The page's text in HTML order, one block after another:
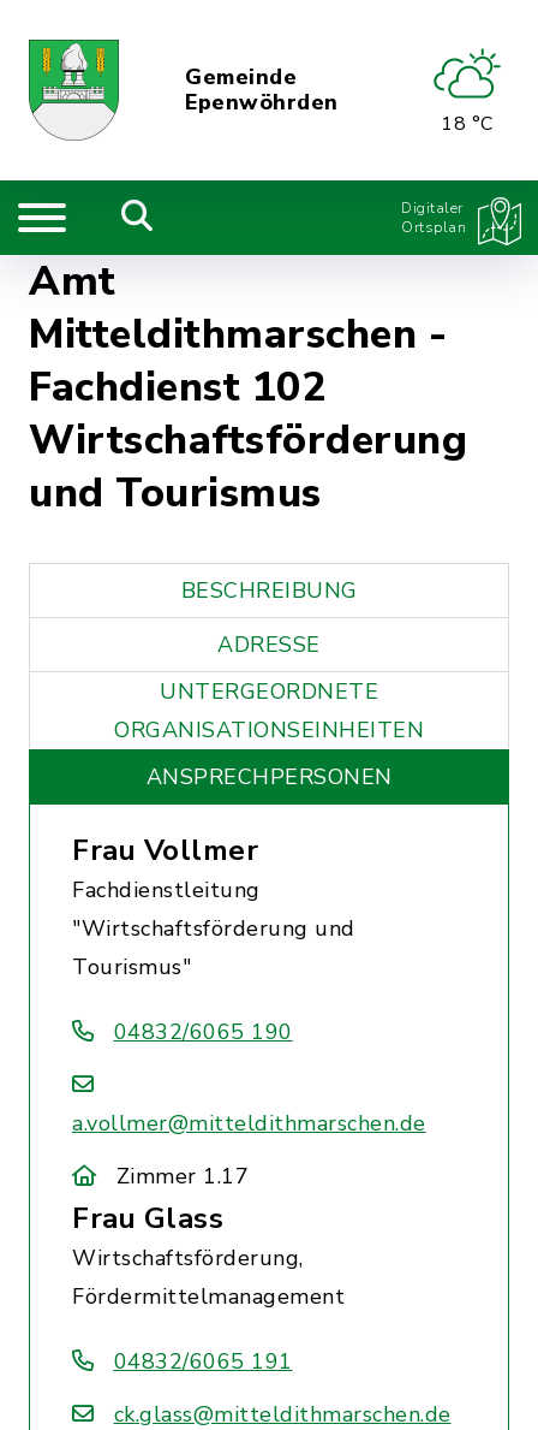
Gemeinde
Epenwöhrden
18 °C
Digitaler
Ortsplan
Amt
Mitteldithmarschen -
Fachdienst 102
Wirtschaftsförderung
und Tourismus
BESCHREIBUNG
ADRESSE
UNTERGEORDNETE
ORGANISATIONSEINHEITEN
ANSPRECHPERSONEN
Frau Vollmer
Fachdienstleitung
"Wirtschaftsförderung und
Tourismus"
04832/6065 190
a.vollmer@mitteldithmarschen.de
Zimmer 1.17
Frau Glass
Wirtschaftsförderung,
Fördermittelmanagement
04832/6065 191
ck.glass@mitteldithmarschen.de